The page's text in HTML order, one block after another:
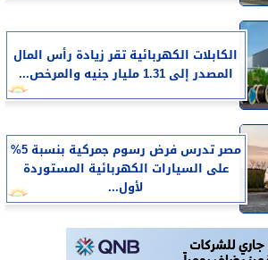
الكابلات الكهربائية تقر زيادة رأس المال
المصدر إلى 1.31 مليار جنيه والمرخص...
مصر تدرس فرض رسوم جمركية بنسبة 5%
على السيارات الكهربائية المستوردة
لأول...